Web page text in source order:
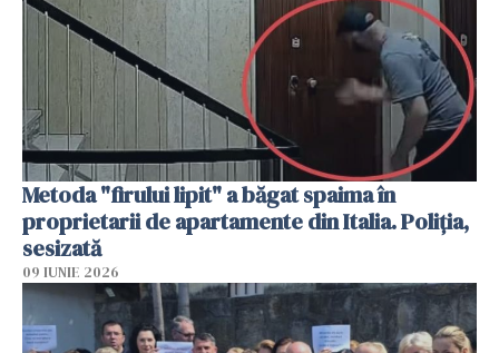
Metoda "firului lipit" a băgat spaima în
proprietarii de apartamente din Italia. Poliția,
sesizată
09 IUNIE 2026